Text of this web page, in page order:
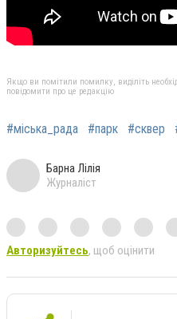
Якщо ви помітили помилку, виділіть
повідомити про це редакцію
#міська_рада #парк #сквер
Барна Лілія
Журналіст
Авторизуйтесь, щоб оцінити